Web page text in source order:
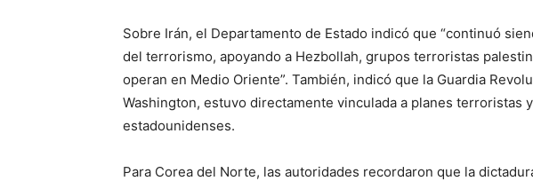
Sobre Irán, el Departamento de Estado indicó que “continuó
del terrorismo, apoyando a Hezbollah, grupos terroristas
operan en Medio Oriente”. También, indicó que la Guardia
Washington, estuvo directamente vinculada a planes terroristas
estadounidenses.
Para Corea del Norte, las autoridades recordaron que la